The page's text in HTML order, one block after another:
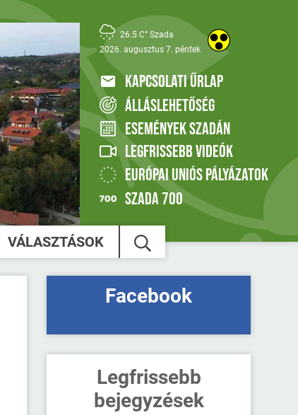
26.5 C° Szada
2026. augusztus 7. péntek
KAPCSOLATI ŰRLAP
ÁLLÁSLEHETŐSÉG
ESEMÉNYEK SZADÁN
LEGFRISSEBB VIDEÓK
EURÓPAI UNIÓS PÁLYÁZATOK
SZADA 700
VÁLASZTÁSOK
Facebook
Legfrissebb
bejegyzések